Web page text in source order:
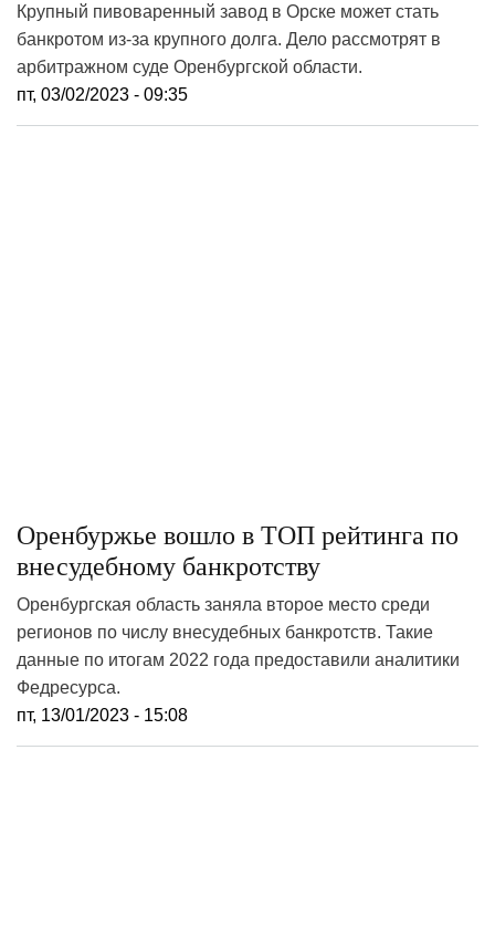
Крупный пивоваренный завод в Орске может стать
банкротом из-за крупного долга. Дело рассмотрят в
арбитражном суде Оренбургской области.
пт, 03/02/2023 - 09:35
Оренбуржье вошло в ТОП рейтинга по
внесудебному банкротству
Оренбургская область заняла второе место среди
регионов по числу внесудебных банкротств. Такие
данные по итогам 2022 года предоставили аналитики
Федресурса.
пт, 13/01/2023 - 15:08